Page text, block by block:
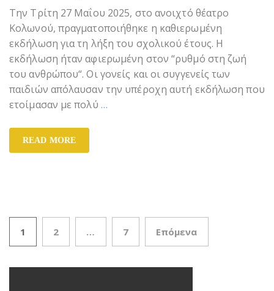
Την Τρίτη 27 Μαΐου 2025, στο ανοιχτό θέατρο
Κολωνού, πραγματοποιήθηκε η καθιερωμένη
εκδήλωση για τη λήξη του σχολικού έτους. Η
εκδήλωση ήταν αφιερωμένη στον “ρυθμό στη ζωή
του ανθρώπου“. Οι γονείς και οι συγγενείς των
παιδιών απόλαυσαν την υπέροχη αυτή εκδήλωση που
ετοίμασαν με πολύ …
READ MORE
Πλοήγηση άρθρων
1 2 … 7 Επόμενα